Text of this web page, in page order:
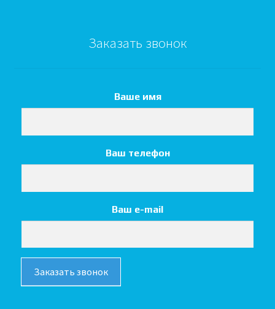
Заказать звонок
Ваше имя
Ваш телефон
Ваш e-mail
Заказать звонок